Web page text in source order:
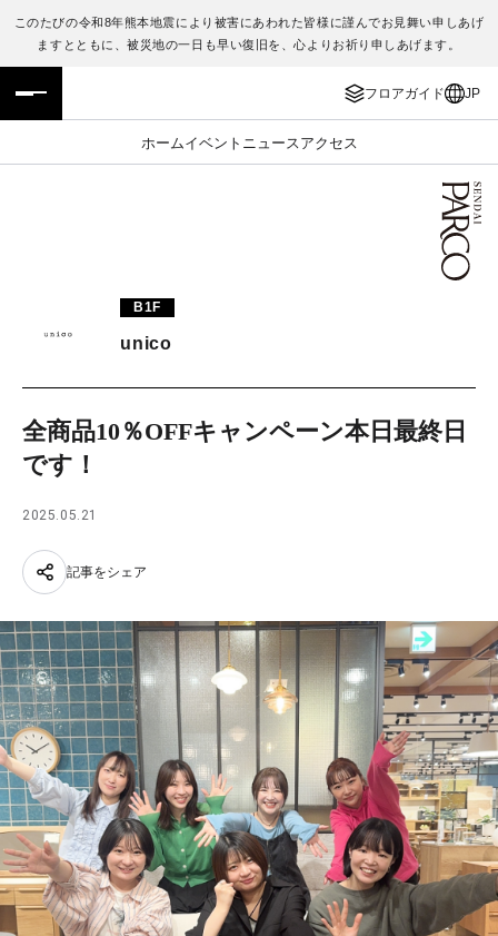
このたびの令和8年熊本地震により被害にあわれた皆様に謹んでお見舞い申しあげ
ますとともに、被災地の一日も早い復旧を、心よりお祈り申しあげます。
フロアガイド JP
ホームイベント ニュース アクセス
フロアガイド
施設案内・アクセス
TAX FREE
JP
ENGLISH
繁体字
日本語
B1F
unico
全商品10％OFFキャンペーン本日最終日
です！
2025.05.21
記事をシェア